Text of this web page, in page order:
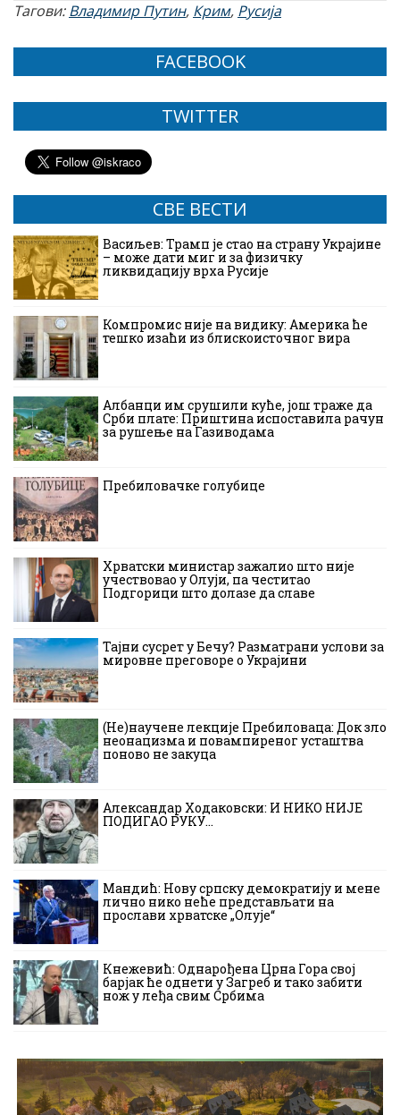
Тагови:Владимир Путин, Крим, Русија
FACEBOOK
TWITTER
СВЕ ВЕСТИ
Васиљев: Трамп је стао на страну Украјине
– може дати миг и за физичку
ликвидацију врха Русије
Компромис није на видику: Америка ће
тешко изаћи из блискоисточног вира
Албанци им срушили куће, још траже да
Срби плате: Приштина испоставила рачун
за рушење на Газиводама
Пребиловачке голубице
Хрватски министар зажалио што није
учествовао у Олуји, па честитао
Подгорици што долазе да славе
Тајни сусрет у Бечу? Разматрани услови за
мировне преговоре о Украјини
(Не)научене лекције Пребиловаца: Док зло
неонацизма и повампиреног усташтва
поново не закуца
Александар Ходаковски: И НИКО НИЈЕ
ПОДИГАО РУКУ…
Мандић: Нову српску демократију и мене
лично нико неће представљати на
прослави хрватске „Олује“
Кнежевић: Однарођена Црна Гора свој
барјак ће однети у Загреб и тако забити
нож у леђа свим Србима